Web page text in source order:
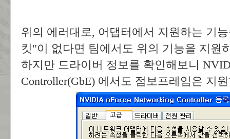
위의 에러대로, 어댑터에서 지원하는 기
킷"이 없다면 팀에서도 위의 기능을 지원
하지만 드라이버 정보를 확인해보니
Controller(GbE) 에서도 점보프레임은 지